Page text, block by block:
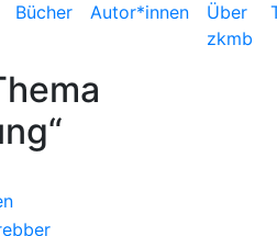
Bücher Autor*innen
Über
zkmb